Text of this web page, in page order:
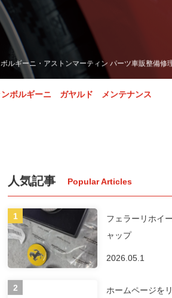
ギーニ・アストンマーティン パーツ車販整備修
ンボルギーニ ガヤルド メンテナンス
人気記事
フェラーリホイ
ャップ
2026.05.1
ホームページを